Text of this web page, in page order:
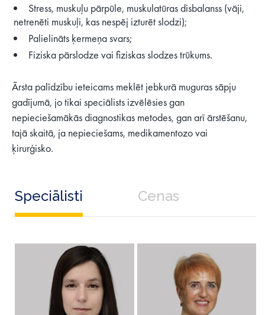
Stress, muskuļu pārpūle, muskulatūras disbalanss (vāji,
netrenēti muskuļi, kas nespēj izturēt slodzi);
Palielināts ķermeņa svars;
Fiziska pārslodze vai fiziskas slodzes trūkums.
Ārsta palīdzību ieteicams meklēt jebkurā muguras sāpju
gadījumā, jo tikai speciālists izvēlēsies gan
nepieciešamākās diagnostikas metodes, gan arī ārstēšanu,
tajā skaitā, ja nepieciešams, medikamentozo vai
ķirurģisko.
Speciālisti Cenas